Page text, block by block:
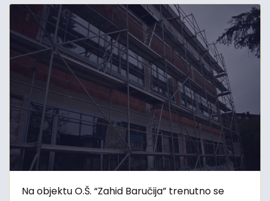
Na objektu O.Š. “Zahid Baručija” trenutno se